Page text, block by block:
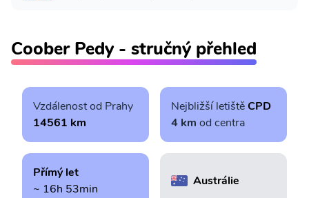
Coober Pedy - stručný přehled
Vzdálenost od Prahy
14561 km
Nejbližší letištěCPD
4 km od centra
Přímý let
~ 16h 53min
Austrálie